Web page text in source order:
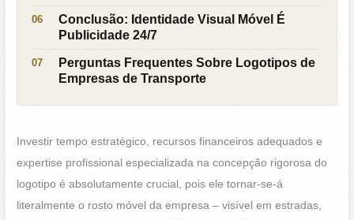
Conclusão: Identidade Visual Móvel É
Publicidade 24/7
Perguntas Frequentes Sobre Logotipos de
Empresas de Transporte
Investir tempo estratégico, recursos financeiros adequados e
expertise profissional especializada na concepção rigorosa do
logotipo é absolutamente crucial, pois ele tornar-se-á
literalmente o rosto móvel da empresa – visível em estradas,